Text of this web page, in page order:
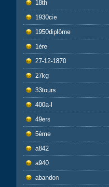
18th
1930cie
1950diplôme
1ère
27-12-1870
27kg
33tours
400a-l
49ers
5ème
a842
a940
abandon